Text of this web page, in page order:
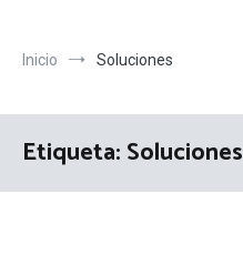
Inicio Soluciones
Etiqueta:Soluciones